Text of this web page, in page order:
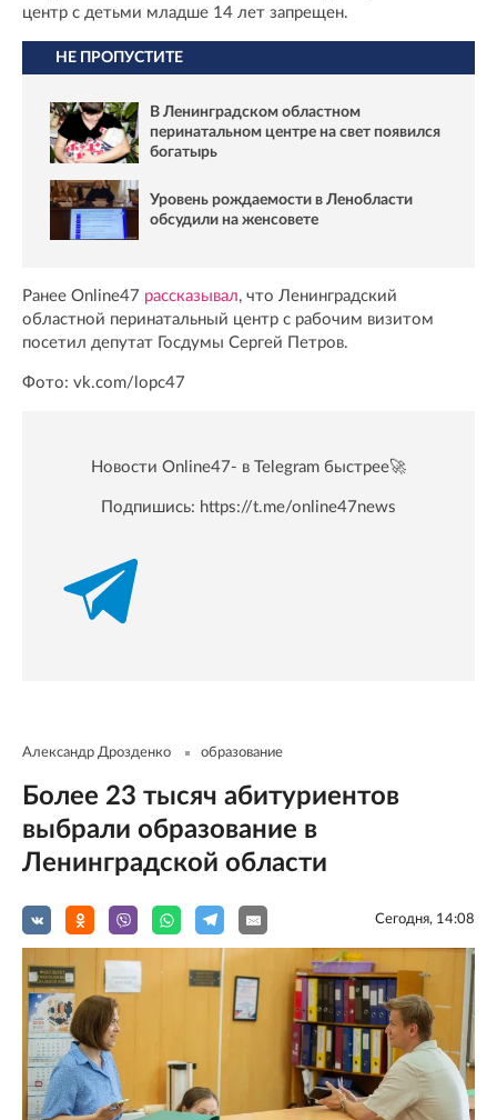
центр с детьми младше 14 лет запрещен.
НЕ ПРОПУСТИТЕ
В Ленинградском областном
перинатальном центре на свет появился
богатырь
Уровень рождаемости в Ленобласти
обсудили на женсовете
Ранее Online47 рассказывал, что Ленинградский
областной перинатальный центр с рабочим визитом
посетил депутат Госдумы Сергей Петров.
Фото: vk.com/lopc47
Новости Online47- в Telegram быстрее🚀
Подпишись: https://t.me/online47news
Александр Дрозденко образование
Более 23 тысяч абитуриентов
выбрали образование в
Ленинградской области
Сегодня, 14:08